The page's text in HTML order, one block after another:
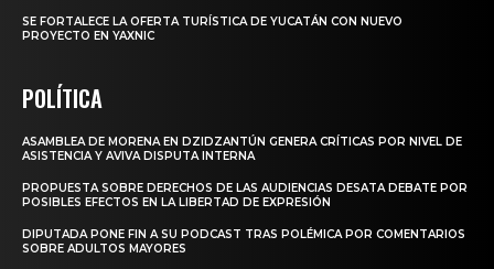
SE FORTALECE LA OFERTA TURÍSTICA DE YUCATÁN CON NUEVO
PROYECTO EN YAXNIC
POLÍTICA
ASAMBLEA DE MORENA EN DZIDZANTÚN GENERA CRÍTICAS POR NIVEL DE
ASISTENCIA Y AVIVA DISPUTA INTERNA
PROPUESTA SOBRE DERECHOS DE LAS AUDIENCIAS DESATA DEBATE POR
POSIBLES EFECTOS EN LA LIBERTAD DE EXPRESIÓN
DIPUTADA PONE FIN A SU PODCAST TRAS POLÉMICA POR COMENTARIOS
SOBRE ADULTOS MAYORES